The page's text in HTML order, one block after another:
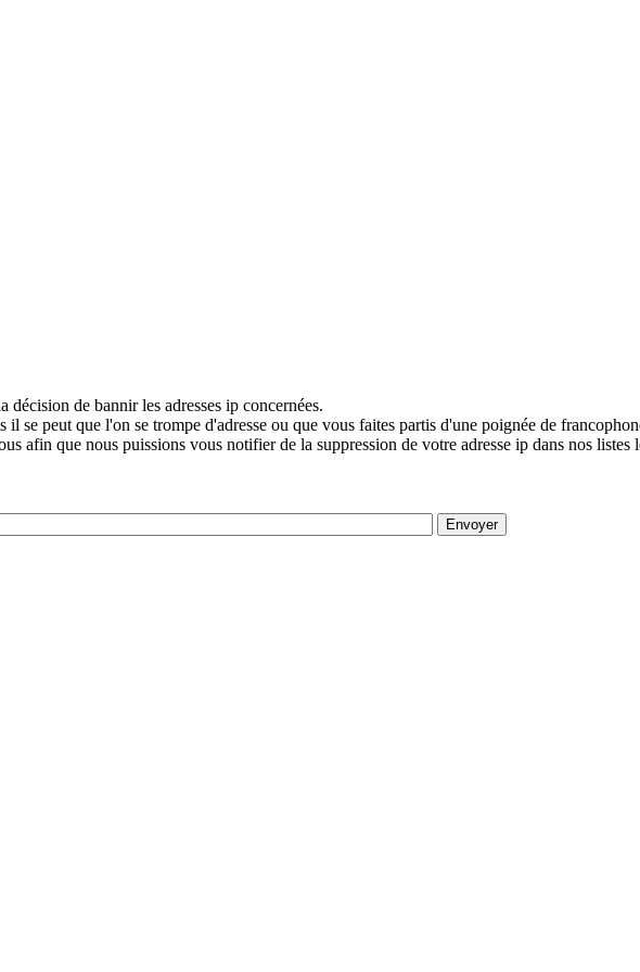
décision de bannir les adresses ip concernées.
se peut que l'on se trompe d'adresse ou que vous faites partis d'une poignée de
afin que nous puissions vous notifier de la suppression de votre adresse ip dans nos listes